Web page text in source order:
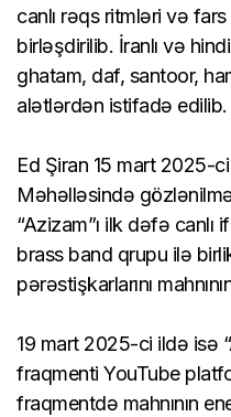
canlı rəqs ritmləri və
birləşdirilib. İranlı və
ghatam, daf, santoor,
alətlərdən istifadə edilib.
Ed Şiran 15 mart 2025-
Məhəlləsində
“Azizam”ı ilk dəfə canlı
brass band qrupu ilə
pərəstişkarlarını
19 mart 2025-ci ildə isə
fraqmenti YouTube
fraqmentdə mahnının